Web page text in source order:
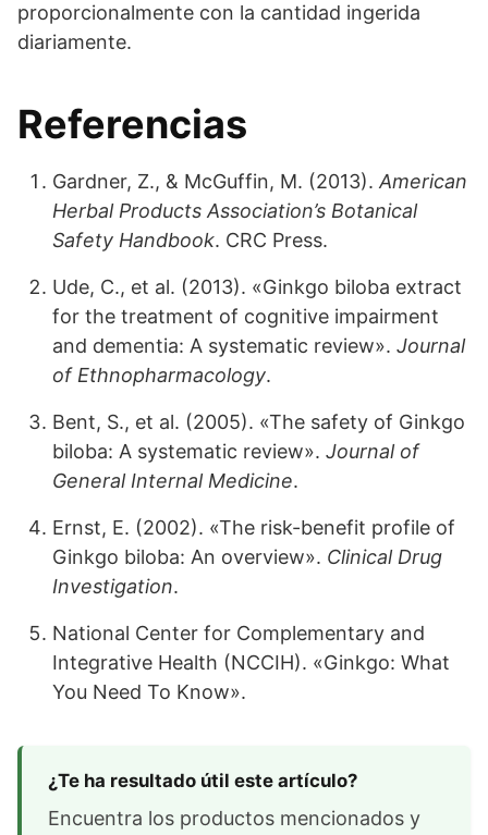
proporcionalmente con la cantidad ingerida
diariamente.
Referencias
Gardner, Z., & McGuffin, M. (2013).American
Herbal Products Association’s Botanical
Safety Handbook. CRC Press.
Ude, C., et al. (2013). «Ginkgo biloba extract
for the treatment of cognitive impairment
and dementia: A systematic review». Journal
of Ethnopharmacology.
Bent, S., et al. (2005). «The safety of Ginkgo
biloba: A systematic review». Journal of
General Internal Medicine.
Ernst, E. (2002). «The risk-benefit profile of
Ginkgo biloba: An overview». Clinical Drug
Investigation.
National Center for Complementary and
Integrative Health (NCCIH). «Ginkgo: What
You Need To Know».
¿Te ha resultado útil este artículo?
Encuentra los productos mencionados y